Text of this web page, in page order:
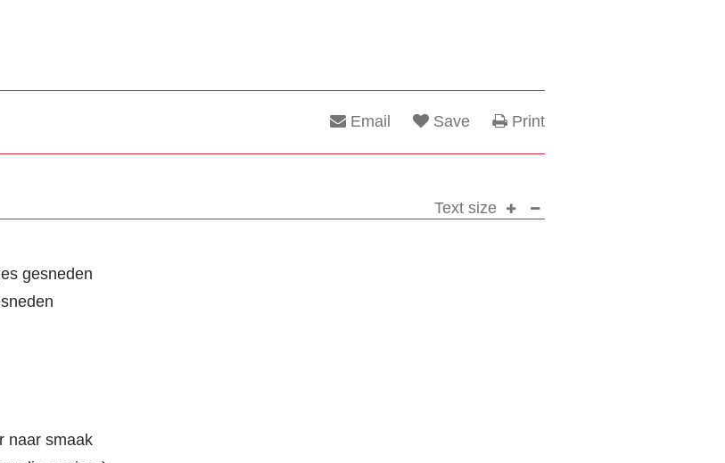
Email Save Print
Text size
gesneden
naar smaak